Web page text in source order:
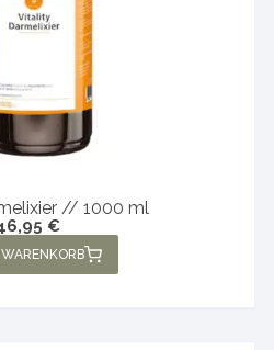
// 1000 ml
€
WARENKORB